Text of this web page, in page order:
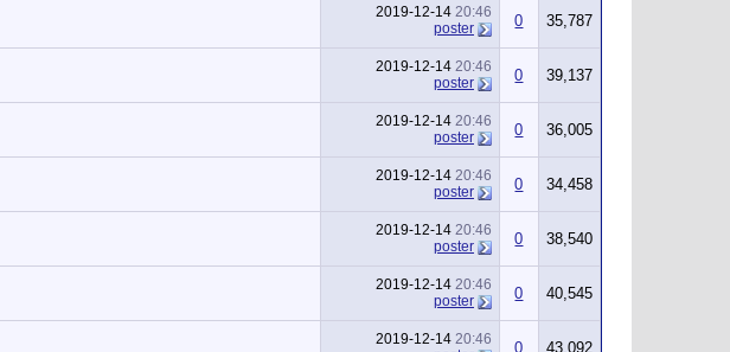
2019-12-14 20:46
poster
0 35,787
2019-12-14 20:46
poster
0 39,137
2019-12-14 20:46
poster
0 36,005
2019-12-14 20:46
poster
0 34,458
2019-12-14 20:46
poster
0 38,540
2019-12-14 20:46
poster
0 40,545
2019-12-14 20:46
0 43,092